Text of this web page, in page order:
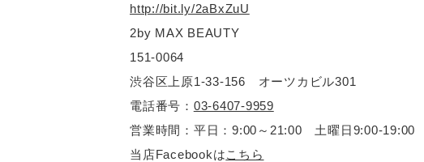
http://bit.ly/2aBxZuU
2by MAX BEAUTY
151-0064
渋谷区上原1-33-156 オーツカビル301
電話番号： 03-6407-9959
営業時間：平日：9:00～21:00 土曜日9:00-19:00
当店Facebookはこちら